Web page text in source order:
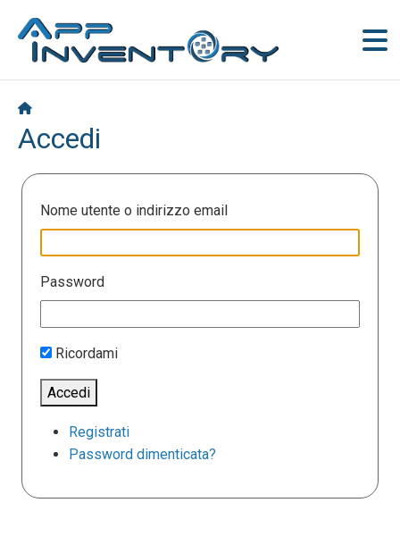
Accedi
Nome utente o indirizzo email
Password
Ricordami
Accedi
Registrati
Password dimenticata?